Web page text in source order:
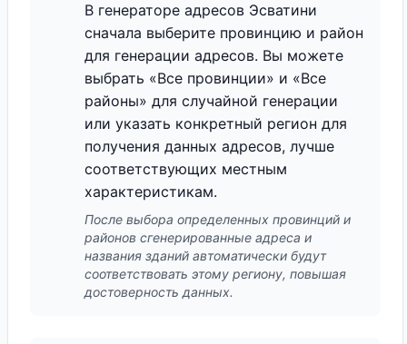
В генераторе адресов Эсватини
сначала выберите провинцию и район
для генерации адресов. Вы можете
выбрать «Все провинции» и «Все
районы» для случайной генерации
или указать конкретный регион для
получения данных адресов, лучше
соответствующих местным
характеристикам.
После выбора определенных провинций и
районов сгенерированные адреса и
названия зданий автоматически будут
соответствовать этому региону, повышая
достоверность данных.